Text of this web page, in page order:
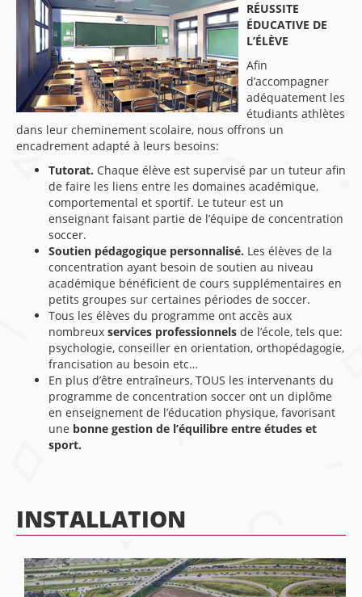
RÉUSSITE
ÉDUCATIVE DE
L’ÉLÈVE
Afin
d’accompagner
adéquatement les
étudiants athlètes
dans leur cheminement scolaire, nous offrons un
encadrement adapté à leurs besoins:
Tutorat. Chaque élève est supervisé par un tuteur afin
de faire les liens entre les domaines académique,
comportemental et sportif. Le tuteur est un
enseignant faisant partie de l’équipe de concentration
soccer.
Soutien pédagogique personnalisé. Les élèves de la
concentration ayant besoin de soutien au niveau
académique bénéficient de cours supplémentaires en
petits groupes sur certaines périodes de soccer.
Tous les élèves du programme ont accès aux
nombreux services professionnels de l’école, tels que:
psychologie, conseiller en orientation, orthopédagogie,
francisation au besoin etc…
En plus d’être entraîneurs, TOUS les intervenants du
programme de concentration soccer ont un diplôme
en enseignement de l’éducation physique, favorisant
une bonne gestion de l’équilibre entre études et
sport.
INSTALLATION